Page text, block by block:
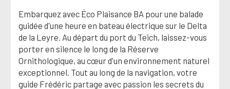
Embarquez avec Éco Plaisance BA pour une balade
guidée d'une heure en bateau électrique sur le Delta
de la Leyre. Au départ du port du Teich, laissez-vous
porter en silence le long de la Réserve
Ornithologique, au cœur d'un environnement naturel
exceptionnel. Tout au long de la navigation, votre
guide Frédéric partage avec passion les secrets du